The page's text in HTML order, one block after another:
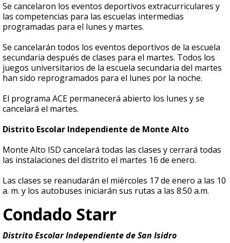
Se cancelaron los eventos deportivos extracurriculares y
las competencias para las escuelas intermedias
programadas para el lunes y martes.
Se cancelarán todos los eventos deportivos de la escuela
secundaria después de clases para el martes. Todos los
juegos universitarios de la escuela secundaria del martes
han sido reprogramados para el lunes por la noche.
El programa ACE permanecerá abierto los lunes y se
cancelará el martes.
Distrito Escolar Independiente de Monte Alto
Monte Alto ISD cancelará todas las clases y cerrará todas
las instalaciones del distrito el martes 16 de enero.
Las clases se reanudarán el miércoles 17 de enero a las 10
a. m. y los autobuses iniciarán sus rutas a las 8:50 a.m.
Condado Starr
Distrito Escolar Independiente de San Isidro